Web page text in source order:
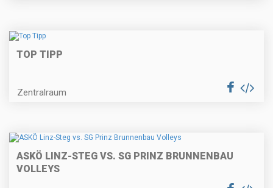
TOP TIPP
Zentralraum
ASKÖ LINZ-STEG VS. SG PRINZ BRUNNENBAU
VOLLEYS